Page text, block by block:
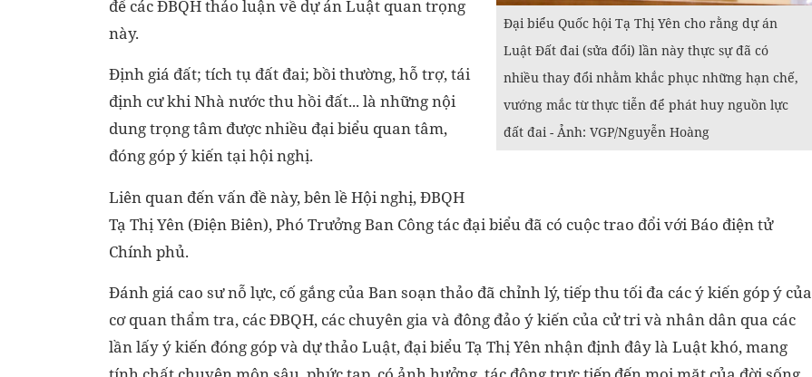
Đại biểu Quốc hội Tạ Thị Yên cho rằng dự án
Luật Đất đai (sửa đổi) lần này thực sự đã có
nhiều thay đổi nhằm khắc phục những hạn chế,
vướng mắc từ thực tiễn để phát huy nguồn lực
đất đai - Ảnh: VGP/Nguyễn Hoàng
để các ĐBQH thảo luận về dự án Luật quan trọng
này.
Định giá đất; tích tụ đất đai; bồi thường, hỗ trợ, tái
định cư khi Nhà nước thu hồi đất... là những nội
dung trọng tâm được nhiều đại biểu quan tâm,
đóng góp ý kiến tại hội nghị.
Liên quan đến vấn đề này, bên lề Hội nghị, ĐBQH
Tạ Thị Yên (Điện Biên), Phó Trưởng Ban Công tác đại biểu đã có cuộc trao đổi với Báo điện tử
Chính phủ.
Đánh giá cao sư nỗ lực, cố gắng của Ban soạn thảo đã chỉnh lý, tiếp thu tối đa các ý kiến góp ý của
cơ quan thẩm tra, các ĐBQH, các chuyên gia và đông đảo ý kiến của cử tri và nhân dân qua các
lần lấy ý kiến đóng góp và dự thảo Luật, đại biểu Tạ Thị Yên nhận định đây là Luật khó, mang